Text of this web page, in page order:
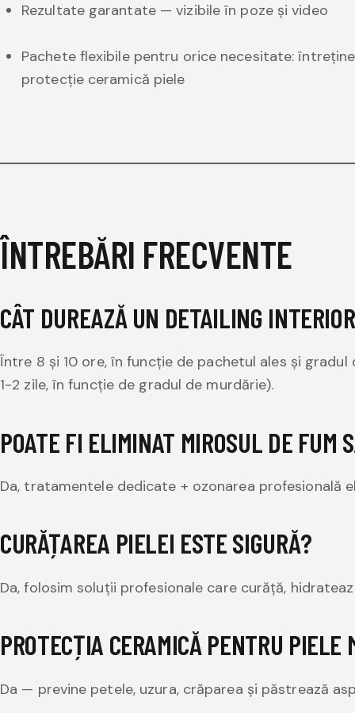
Rezultate garantate — vizibile în poze și video
Pachete flexibile pentru orice necesitate:
protecție ceramică piele
ÎNTREBĂRI FRECVENTE
CÂT DUREAZĂ UN DETAILING
Între 8 și 10 ore, în funcție de pachetul ales și
1-2 zile, în funcție de gradul de murdărie).
POATE FI ELIMINAT MIROSUL DE FUM
Da, tratamentele dedicate + ozonarea profesională
CURĂȚAREA PIELEI ESTE SIGURĂ?
Da, folosim soluții profesionale care curăță,
PROTECȚIA CERAMICĂ PENTRU PIELE
Da — previne petele, uzura, crăparea și păstrează